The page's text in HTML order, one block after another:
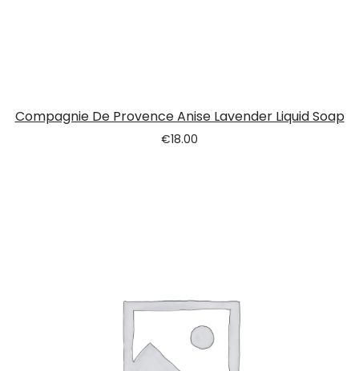
Compagnie De Provence Anise Lavender Liquid Soap
€18.00